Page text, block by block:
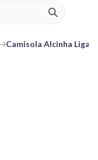
Camisola Alcinha